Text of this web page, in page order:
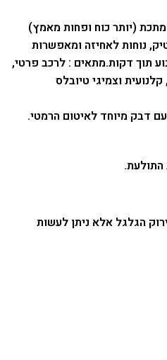
מתכת (יותר כוח ופחות מאמץ)
נוחות לאחיזה ומאפשרות
תוך דקות.מתאים : לרכב פרטי,
וצמיגי טיובלס
הגלגל אלא ניתן לעשות